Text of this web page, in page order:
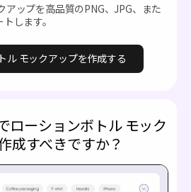
アップを高品質のPNG、JPG、また
します。
ル モックアップを作成する
ローションボトル モック
成すべきですか？